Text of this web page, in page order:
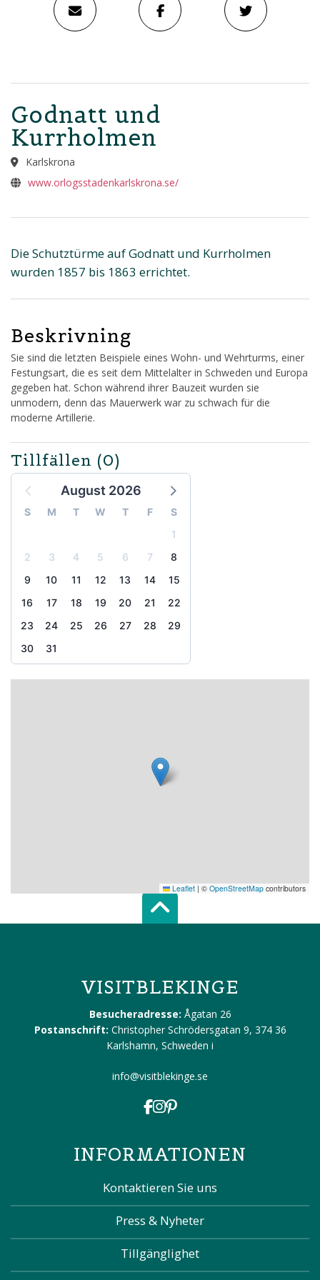
Godnatt und
Kurrholmen
Karlskrona
www.orlogsstadenkarlskrona.se/
Die Schutztürme auf Godnatt und Kurrholmen
wurden 1857 bis 1863 errichtet.
Beskrivning
Sie sind die letzten Beispiele eines Wohn- und Wehrturms, einer
Festungsart, die es seit dem Mittelalter in Schweden und Europa
gegeben hat. Schon während ihrer Bauzeit wurden sie
unmodern, denn das Mauerwerk war zu schwach für die
moderne Artillerie.
Tillfällen (0)
August 2026
S M T W T F
S
1
2
3 4 5 6 7
8
9
10 11 12 13 14
15
16
17 18 19 20 21
22
23
24 25 26 27 28
29
30
31
Leaflet | © OpenStreetMap contributors
Scroll top of
VISITBLEKINGE
Besucheradresse: Ågatan 26
Postanschrift: Christopher Schrödersgatan 9, 374 36
Karlshamn, Schweden i
info@visitblekinge.se
INFORMATIONEN
Kontaktieren Sie uns
Press & Nyheter
Tillgänglighet